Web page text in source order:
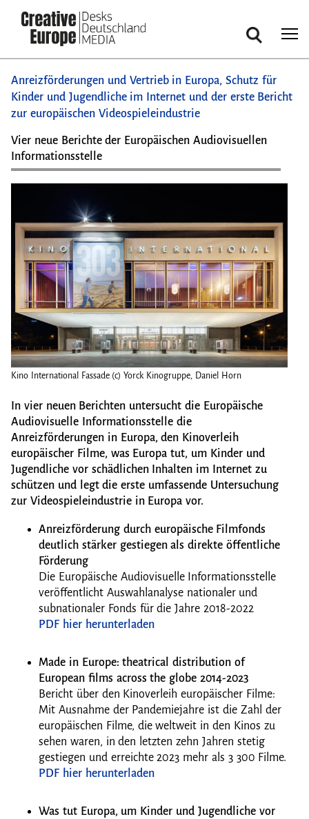
zum
Inhalt
Suche
Anreizförderungen und Vertrieb in Europa, Schutz für
Kinder und Jugendliche im Internet und der erste Bericht
zur europäischen Videospieleindustrie
Vier neue Berichte der Europäischen Audiovisuellen
Informationsstelle
Kino International Fassade (c) Yorck Kinogruppe, Daniel Horn
In vier neuen Berichten untersucht die Europäische
Audiovisuelle Informationsstelle die
Anreizförderungen in Europa, den Kinoverleih
europäischer Filme, was Europa tut, um Kinder und
Jugendliche vor schädlichen Inhalten im Internet zu
schützen und legt die erste umfassende Untersuchung
zur Videospieleindustrie in Europa vor.
Anreizförderung durch europäische Filmfonds
deutlich stärker gestiegen als direkte öffentliche
Förderung
Die Europäische Audiovisuelle Informationsstelle
veröffentlicht Auswahlanalyse nationaler und
subnationaler Fonds für die Jahre 2018-2022
PDF hier herunterladen
Made in Europe: theatrical distribution of
European films across the globe 2014-2023
Bericht über den Kinoverleih europäischer Filme:
Mit Ausnahme der Pandemiejahre ist die Zahl der
europäischen Filme, die weltweit in den Kinos zu
sehen waren, in den letzten zehn Jahren stetig
gestiegen und erreichte 2023 mehr als 3 300 Filme.
PDF hier herunterladen
Was tut Europa, um Kinder und Jugendliche vor